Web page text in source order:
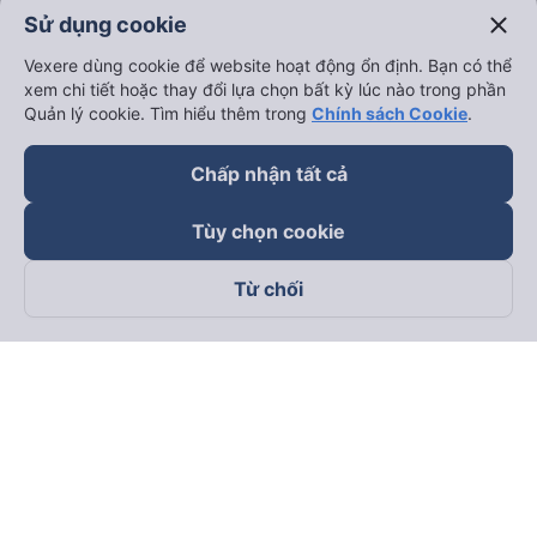
Theo dõi chúng tôi trên
Sử dụng cookie close
Vexere dùng cookie để website hoạt động ổn định. Bạn có thể
xem chi tiết hoặc thay đổi lựa chọn bất kỳ lúc nào trong phần
Quản lý cookie. Tìm hiểu thêm trong Chính sách Cookie.
Chấp nhận tất cả
Tùy chọn cookie
Từ chối